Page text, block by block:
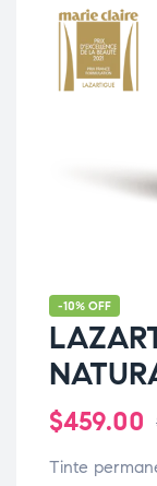
-10% OFF
$459.00
Tinte